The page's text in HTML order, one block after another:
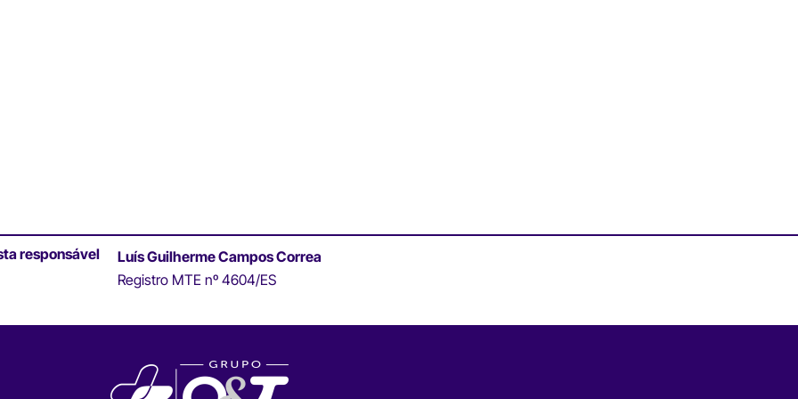
responsável
Luís Guilherme Campos Correa
Registro MTE nº 4604/ES